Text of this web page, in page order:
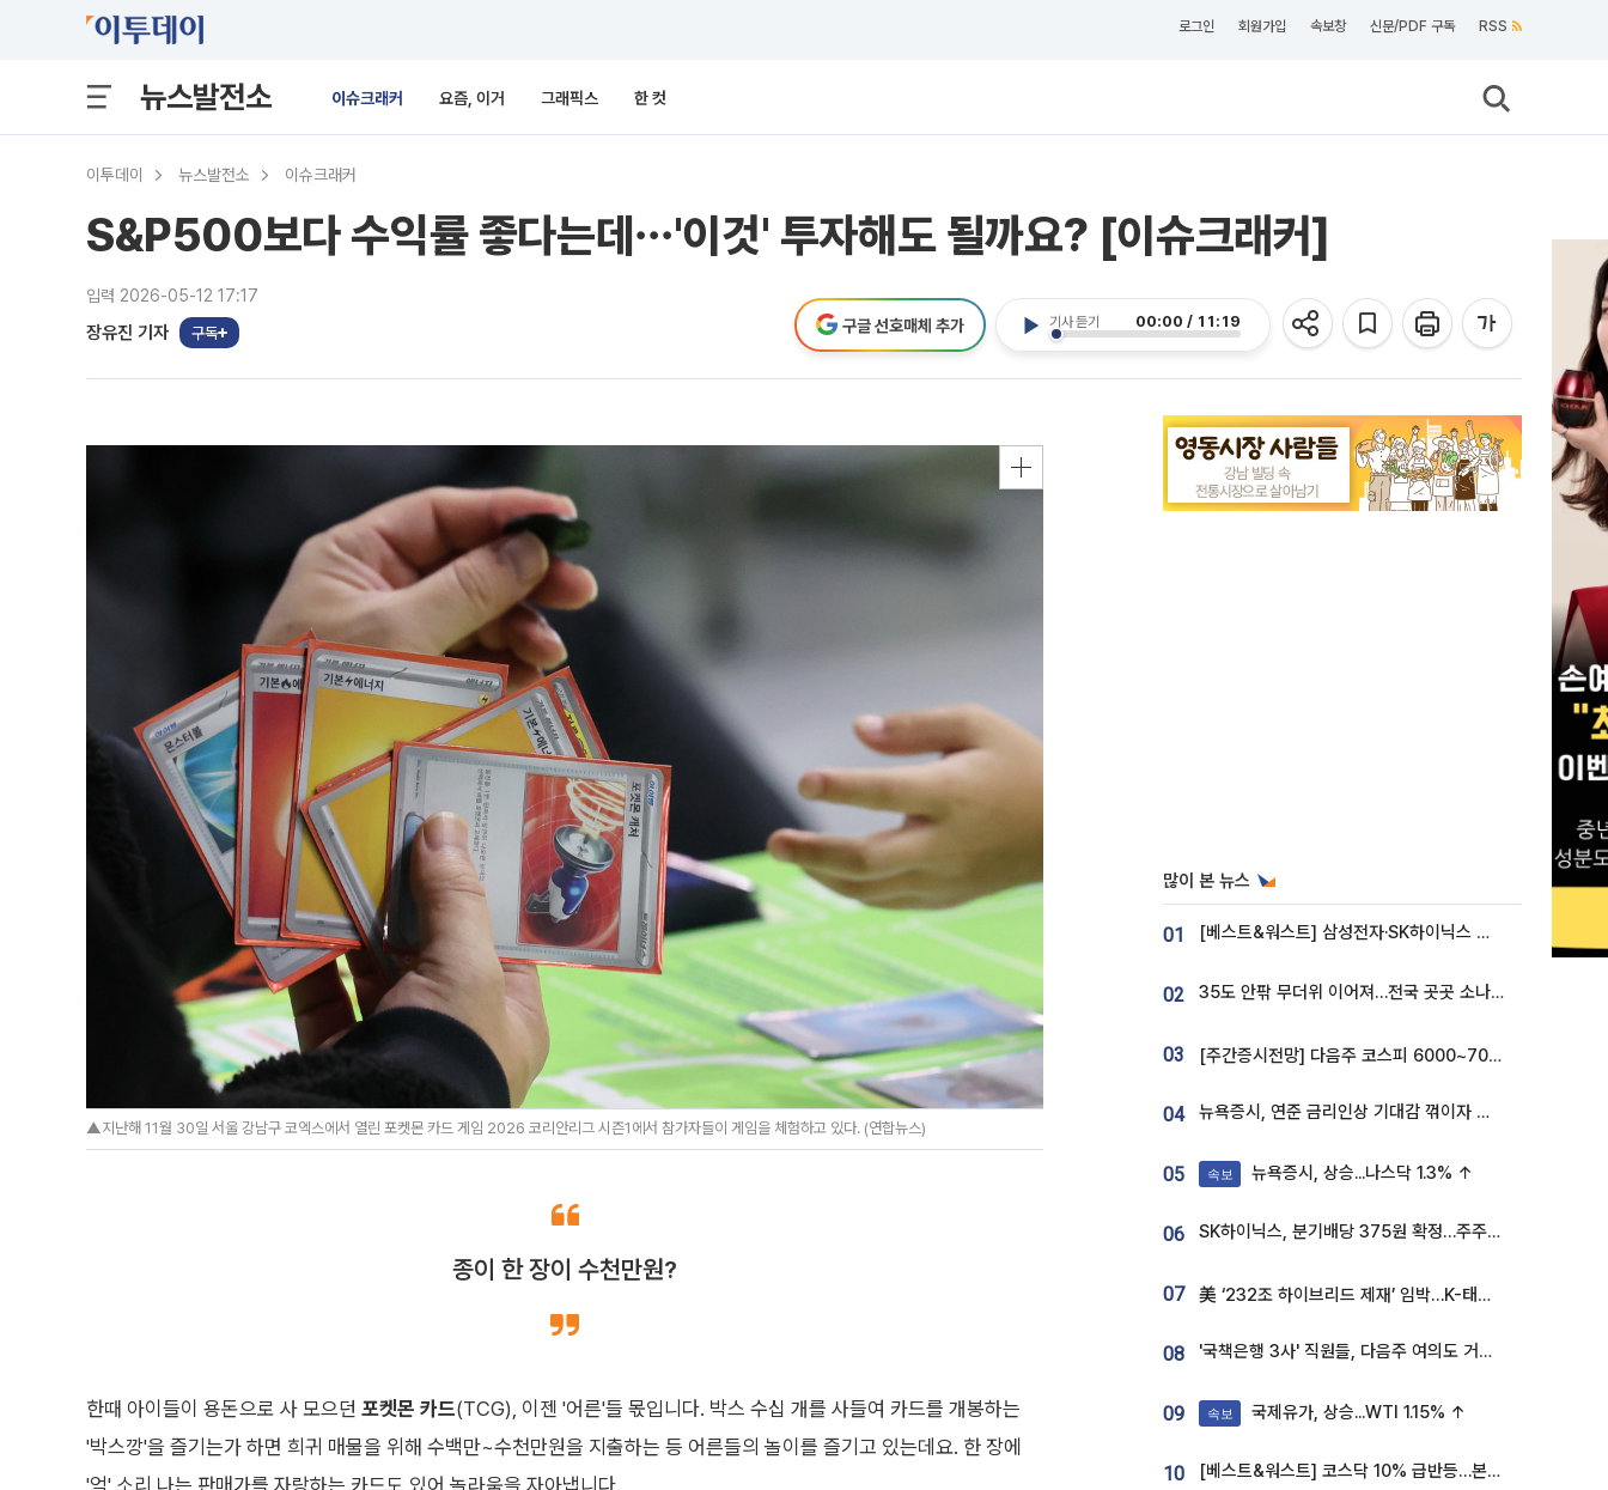
로그인 회원가입 속보창 신문/PDF 구독 RSS
뉴스발전소 이슈크래커 요즘, 이거 그래픽스 한 컷
이투데이 뉴스발전소 이슈크래커
S&P500보다 수익률 좋다는데⋯'이것' 투자해도 될까요? [이슈크래커]
입력 2026-05-12 17:17
장유진 기자 구독
기사 듣기 00:00 / 11:19
구글 선호매체 추가
▲지난해 11월 30일 서울 강남구 코엑스에서 열린 포켓몬 카드 게임 2026 코리안리그 시즌1에서 참가자들이 게임을 체험하고 있다. (연합뉴스)
종이 한 장이 수천만원?
한때 아이들이 용돈으로 사 모으던 포켓몬 카드(TCG), 이젠 '어른'들 몫입니다. 박스 수십 개를 사들여 카드를 개봉하는
'박스깡'을 즐기는가 하면 희귀 매물을 위해 수백만~수천만원을 지출하는 등 어른들의 놀이를 즐기고 있는데요. 한 장에
'억' 소리 나는 판매가를 자랑하는 카드도 있어 놀라움을 자아냅니다.
많이 본 뉴스
01 [베스트&워스트] 삼성전자·SK하이닉스 밀린 한 주…상상인증권은 85% 급등
02 35도 안팎 무더위 이어져…전국 곳곳 소나기 [오늘 날씨]
03 [주간증시전망] 다음주 코스피 6000~7000⋯“外人 수급은 정책이 변수”
04 뉴욕증시, 연준 금리인상 기대감 꺾이자 상승...S&P500 사상 최고치 [종합]
05 속보 뉴욕증시, 상승...나스닥 1.3% ↑
06 SK하이닉스, 분기배당 375원 확정…주주환원책 9월로 앞당겨 발표
07 美 ‘232조 하이브리드 제재’ 임박…K-태양광, 불확실성 털고 날개 다나
08 '국책은행 3사' 직원들, 다음주 여의도 거리 나서는 까닭은
09 속보 국제유가, 상승...WTI 1.15% ↑
10 [베스트&워스트] 코스닥 10% 급반등…본느, 최대주주 변경 기대에 270% 폭등